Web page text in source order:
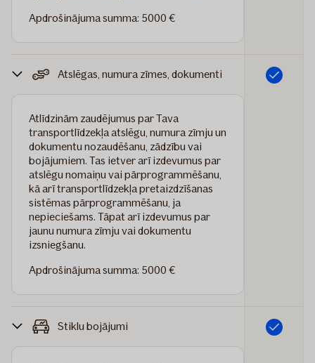
Apdrošinājuma summa: 5000 €
Atslēgas, numura zīmes, dokumenti
Atlīdzinām zaudējumus par Tava
transportlīdzekļa atslēgu, numura zīmju un
dokumentu nozaudēšanu, zādzību vai
bojājumiem. Tas ietver arī izdevumus par
atslēgu nomaiņu vai pārprogrammēšanu,
kā arī transportlīdzekļa pretaizdzīšanas
sistēmas pārprogrammēšanu, ja
nepieciešams. Tāpat arī izdevumus par
jaunu numura zīmju vai dokumentu
izsniegšanu.
Apdrošinājuma summa: 5000 €
Iekļauts
Stiklu bojājumi Iekļauts